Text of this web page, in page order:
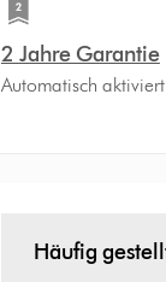
2 Jahre Garantie
Automatisch aktiviert
Häufig